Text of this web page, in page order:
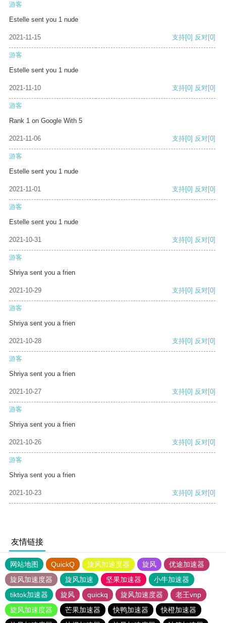
游客
Estelle sent you 1 nude
2021-11-15 支持[0] 反对[0]
游客
Estelle sent you 1 nude
2021-11-10 支持[0] 反对[0]
游客
Rank 1 on Google With 5
2021-11-06 支持[0] 反对[0]
游客
Estelle sent you 1 nude
2021-11-01 支持[0] 反对[0]
游客
Estelle sent you 1 nude
2021-10-31 支持[0] 反对[0]
游客
Shriya sent you a frien
2021-10-29 支持[0] 反对[0]
游客
Shriya sent you a frien
2021-10-28 支持[0] 反对[0]
游客
Shriya sent you a frien
2021-10-27 支持[0] 反对[0]
游客
Shriya sent you a frien
2021-10-26 支持[0] 反对[0]
游客
Shriya sent you a frien
2021-10-23 支持[0] 反对[0]
友情链接
网站地图 QuickQ 旋风加速度器 旋风
优途加速器
旋风加速度器
旋风加速 坚果加速器
小牛加速器
tiktok加速器
旋风 quickq 旋风加速度器
老王vnp
旋风加速度器
芒果加速器 快鸭加速器
快橙加速器